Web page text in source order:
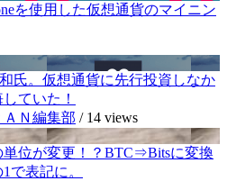
を使用した仮想通貨のマイニン
氏。仮想通貨に先行投資しなか
ていた！
Ｎ編集部 / 14 views
単位が変更！？BTC⇒Bitsに変換
で表記に。